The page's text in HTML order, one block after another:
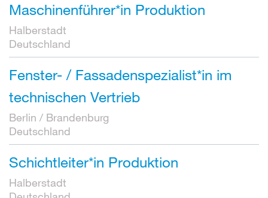
Maschinenführer*in Produktion
Halberstadt
Deutschland
Fenster- / Fassadenspezialist*in im
technischen Vertrieb
Berlin / Brandenburg
Deutschland
Schichtleiter*in Produktion
Halberstadt